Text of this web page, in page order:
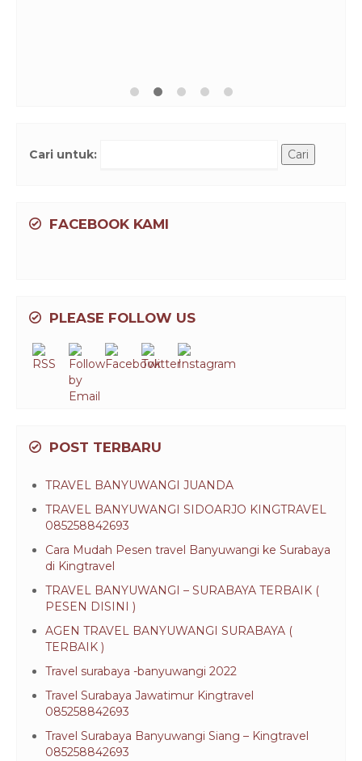
Cari untuk:
FACEBOOK KAMI
PLEASE FOLLOW US
POST TERBARU
TRAVEL BANYUWANGI JUANDA
TRAVEL BANYUWANGI SIDOARJO KINGTRAVEL
085258842693
Cara Mudah Pesen travel Banyuwangi ke Surabaya
di Kingtravel
TRAVEL BANYUWANGI – SURABAYA TERBAIK (
PESEN DISINI )
AGEN TRAVEL BANYUWANGI SURABAYA (
TERBAIK )
Travel surabaya -banyuwangi 2022
Travel Surabaya Jawatimur Kingtravel
085258842693
Travel Surabaya Banyuwangi Siang – Kingtravel
085258842693